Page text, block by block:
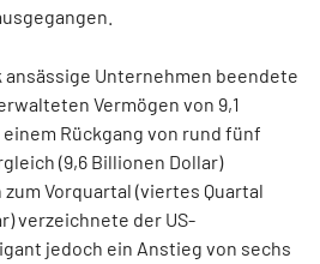
ansässige Unternehmen beendete
Vermögen von 9,1
Rückgang von rund fünf
(9,6 Billionen Dollar)
Vorquartal (viertes Quartal
verzeichnete der US-
jedoch ein Anstieg von sechs